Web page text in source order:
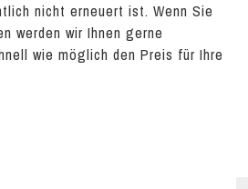
nicht erneuert ist. Wenn Sie
werden wir Ihnen gerne
wie möglich den Preis für Ihre